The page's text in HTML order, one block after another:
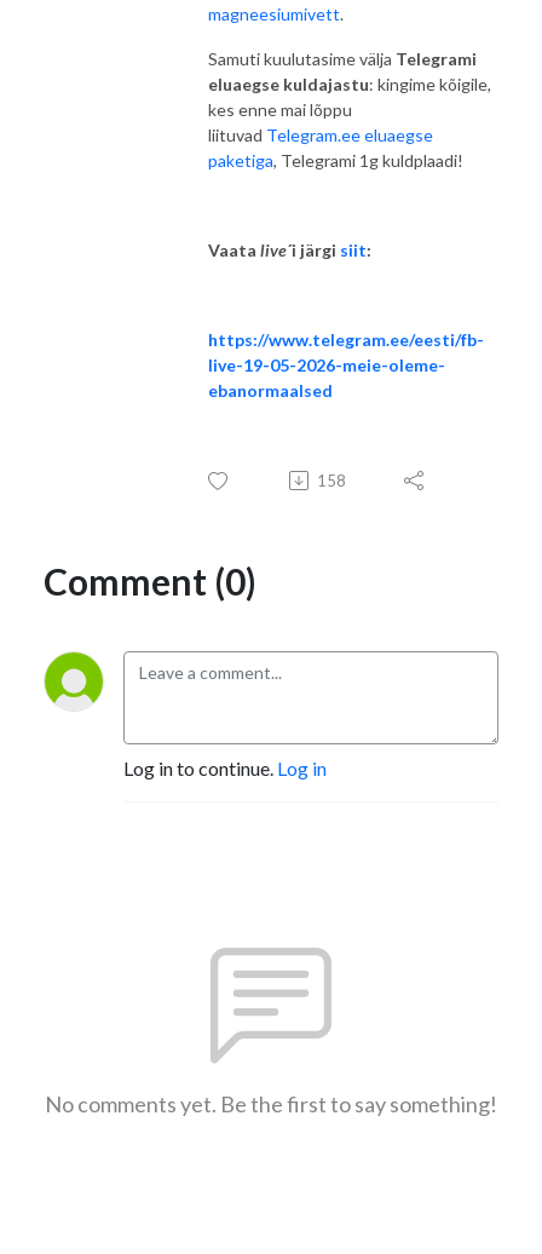
magneesiumivett.
Samuti kuulutasime välja Telegrami
eluaegse kuldajastu: kingime kõigile,
kes enne mai lõppu
liituvad Telegram.ee eluaegse
paketiga, Telegrami 1g kuldplaadi!
Vaata live´i järgi siit:
https://www.telegram.ee/eesti/fb-
live-19-05-2026-meie-oleme-
ebanormaalsed
158
Comment (0)
Log in to continue. Log in
No comments yet. Be the first to say something!